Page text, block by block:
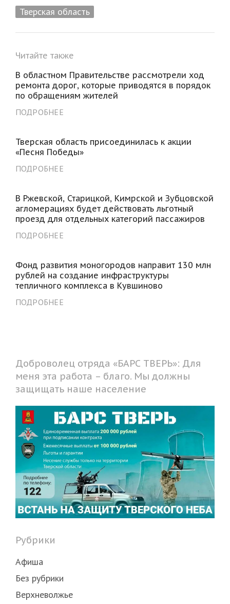
Тверская область
Читайте также
В областном Правительстве рассмотрели ход
ремонта дорог, которые приводятся в порядок
по обращениям жителей
ПОДРОБНЕЕ
Тверская область присоединилась к акции
«Песня Победы»
ПОДРОБНЕЕ
В Ржевской, Старицкой, Кимрской и Зубцовской
агломерациях будет действовать льготный
проезд для отдельных категорий пассажиров
ПОДРОБНЕЕ
Фонд развития моногородов направит 130 млн
рублей на создание инфраструктуры
тепличного комплекса в Кувшиново
ПОДРОБНЕЕ
Доброволец отряда «БАРС ТВЕРЬ»: Для
меня эта работа – благо. Мы должны
защищать наше население
Рубрики
Афиша
Без рубрики
Верхневолжье